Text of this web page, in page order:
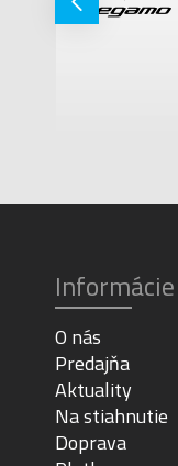
Informácie
O nás
Predajňa
Aktuality
Na stiahnutie
Doprava